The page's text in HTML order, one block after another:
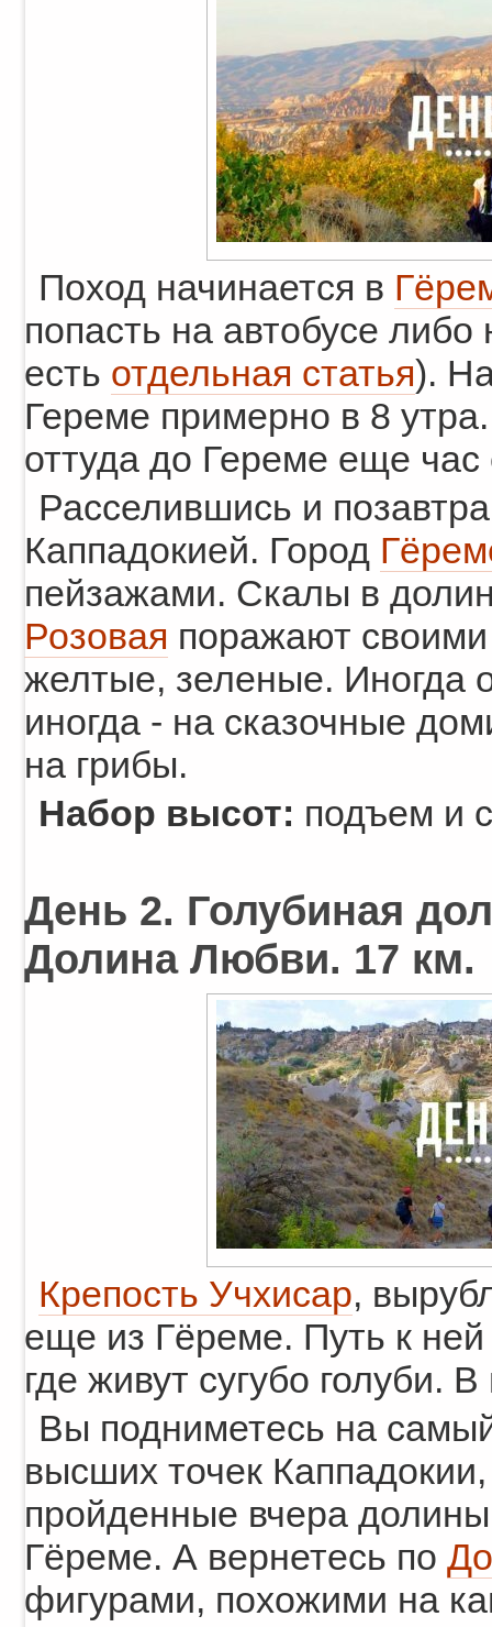
Поход начинается в
попасть на автобусе
есть отдельная статья).
Гереме примерно в 8
оттуда до Гереме еще час
Расселившись и
Каппадокией. Город
пейзажами. Скалы в
Розовая поражают
желтые, зеленые. Иногда
иногда - на сказочные
на грибы.
Набор высот: подъем и
День 2. Голубиная
Долина Любви. 17 км.
Крепость Учхисар,
еще из Гёреме. Путь к
где живут сугубо голуби.
Вы подниметесь на
высших точек
пройденные вчера
Гёреме. А вернетесь по
фигурами, похожими на